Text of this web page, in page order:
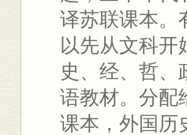
译苏联课本。
以先从文科
史、经、哲、
语教材。分配
课本，外国历